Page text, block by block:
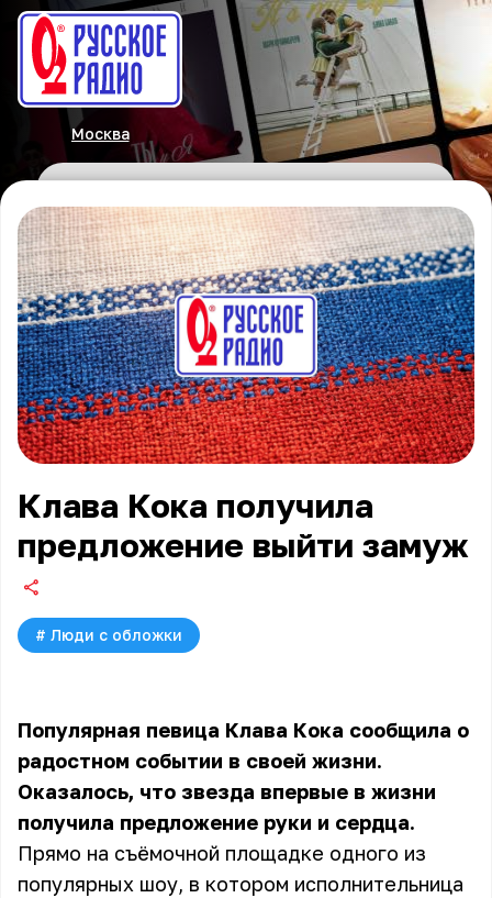
Москва
Клава Кока получила
предложение выйти замуж
# Люди с обложки
Популярная певица Клава Кока сообщила о
радостном событии в своей жизни.
Оказалось, что звезда впервые в жизни
получила предложение руки и сердца.
Прямо на съёмочной площадке одного из
популярных шоу, в котором исполнительница